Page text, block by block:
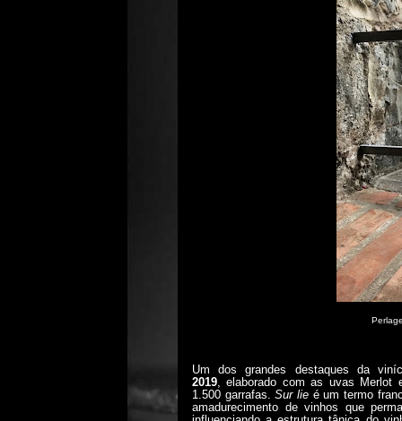
Um dos grandes destaques da
2019,elaborado com as uvas Merlot
1.500 garrafas.Surlie é um termo
amadurecimento de vinhos que